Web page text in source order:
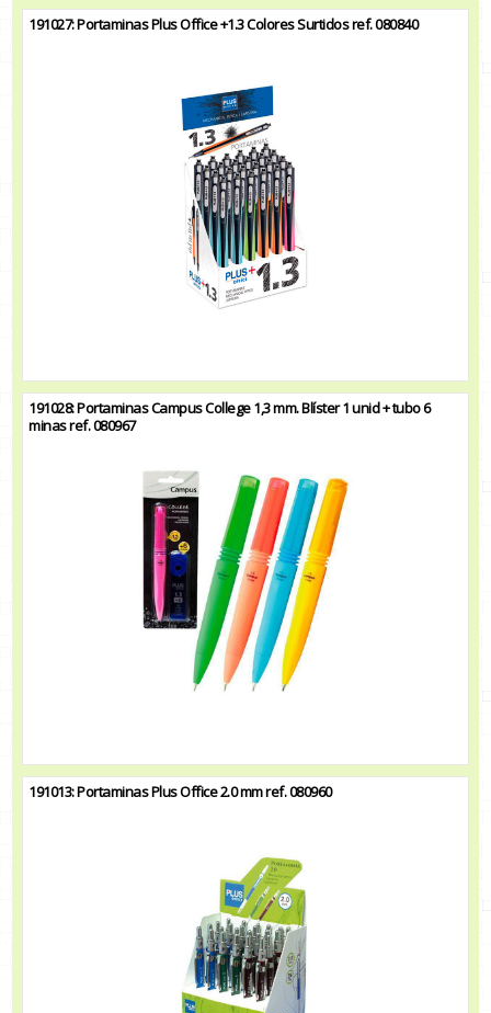
191027: Portaminas Plus Office +1.3 Colores Surtidos ref. 080840
191028: Portaminas Campus College 1,3 mm. Blíster 1 unid + tubo 6
minas ref. 080967
191013: Portaminas Plus Office 2.0 mm ref. 080960